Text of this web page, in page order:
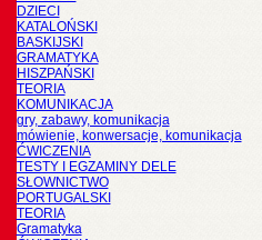
DZIECI
KATALOŃSKI
BASKIJSKI
GRAMATYKA
HISZPAŃSKI
TEORIA
KOMUNIKACJA
gry, zabawy, komunikacja
mówienie, konwersacje, komunikacja
ĆWICZENIA
TESTY I EGZAMINY DELE
SŁOWNICTWO
PORTUGALSKI
TEORIA
Gramatyka